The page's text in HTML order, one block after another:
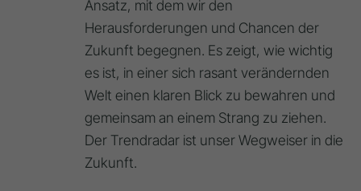
Ansatz, mit dem wir den
Herausforderungen und Chancen der
Zukunft begegnen. Es zeigt, wie wichtig
es ist, in einer sich rasant verändernden
Welt einen klaren Blick zu bewahren und
gemeinsam an einem Strang zu ziehen.
Der Trendradar ist unser Wegweiser in die
Zukunft.